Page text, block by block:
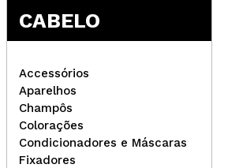
Revox - *Help* - Creme
CABELO
Accessórios
Aparelhos
Champôs
Colorações
Condicionadores e Máscaras
Fixadores